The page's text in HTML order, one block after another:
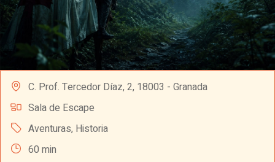
C. Prof. Tercedor Díaz, 2, 18003 - Granada
Sala de Escape
Aventuras, Historia
60 min